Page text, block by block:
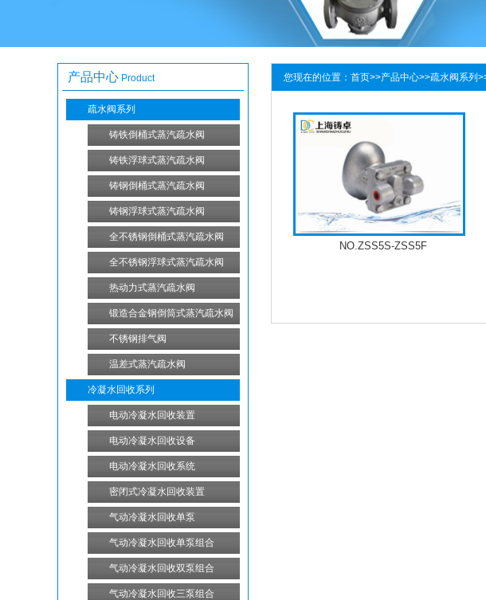
产品中心 Product
疏水阀系列
铸铁倒桶式蒸汽疏水阀
铸铁浮球式蒸汽疏水阀
铸钢倒桶式蒸汽疏水阀
铸钢浮球式蒸汽疏水阀
全不锈钢倒桶式蒸汽疏水阀
全不锈钢浮球式蒸汽疏水阀
热动力式蒸汽疏水阀
锻造合金钢倒筒式蒸汽疏水阀
不锈钢排气阀
温差式蒸汽疏水阀
冷凝水回收系列
电动冷凝水回收装置
电动冷凝水回收设备
电动冷凝水回收系统
密闭式冷凝水回收装置
气动冷凝水回收单泵
气动冷凝水回收单泵组合
气动冷凝水回收双泵组合
气动冷凝水回收三泵组合
您现在的位置： 首页>>产品中心>>疏水阀系列
NO.ZSS5S-ZSS5F